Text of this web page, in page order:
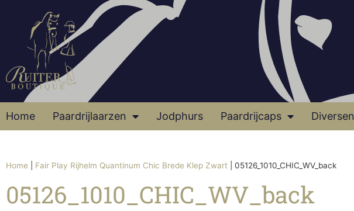
Home Paardrijlaarzen Jodphurs Paardrijcaps Diversen
Home Fair Play Rijhelm Quantinum Chic Brede Klep Zwart 05126_1010_CHIC_WV_back
05126_1010_CHIC_WV_back